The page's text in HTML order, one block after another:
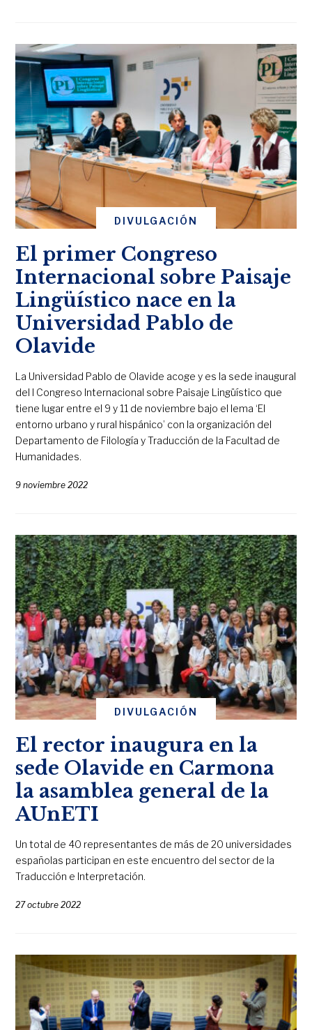
DIVULGACIÓN
El primer Congreso
Internacional sobre Paisaje
Lingüístico nace en la
Universidad Pablo de
Olavide
La Universidad Pablo de Olavide acoge y es la sede inaugural
del I Congreso Internacional sobre Paisaje Lingüístico que
tiene lugar entre el 9 y 11 de noviembre bajo el lema ‘El
entorno urbano y rural hispánico’ con la organización del
Departamento de Filología y Traducción de la Facultad de
Humanidades.
9 noviembre 2022
DIVULGACIÓN
El rector inaugura en la
sede Olavide en Carmona
la asamblea general de la
AUnETI
Un total de 40 representantes de más de 20 universidades
españolas participan en este encuentro del sector de la
Traducción e Interpretación.
27 octubre 2022